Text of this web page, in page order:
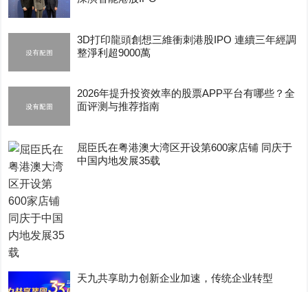
3D打印龍頭創想三維衝刺港股IPO 連續三年經調
整淨利超9000萬
2026年提升投资效率的股票APP平台有哪些？全
面评测与推荐指南
屈臣氏在粤港澳大湾区开设第600家店铺 同庆于
中国内地发展35载
天九共享助力创新企业加速，传统企业转型